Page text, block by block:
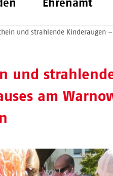
Ehrenamt
und strahlende Kinderaugen
und
am